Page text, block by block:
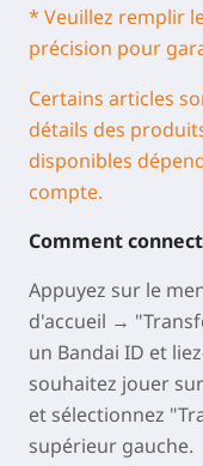
* Veuillez remplir
précision pour
Certains articles
détails des
disponibles
compte.
Comment
Appuyez sur le
d'accueil →
un Bandai ID et
souhaitez jouer
et sélectionnez
supérieur gauche.